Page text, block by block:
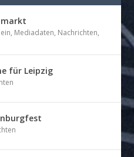
, Mediadaten, Nachrichten,
für Leipzig